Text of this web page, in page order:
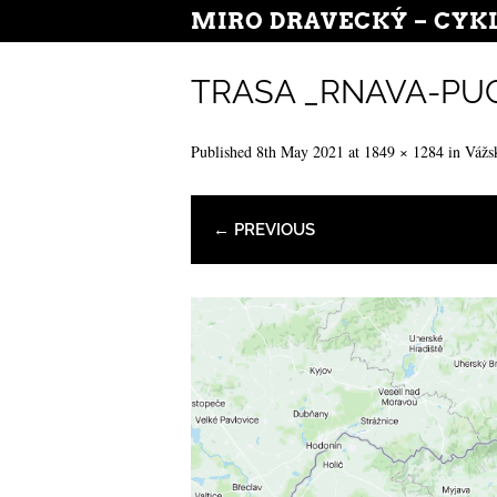
MIRO DRAVECKÝ –
TRASA _RNAVA-
Published 8th May 2021 at 1849 × 1284 in
← PREVIOUS